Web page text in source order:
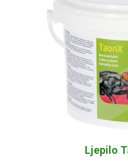
Ljepilo